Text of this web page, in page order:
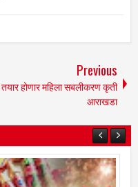
Previous
होणार महिला सबलीकरण कृती
आराखडा